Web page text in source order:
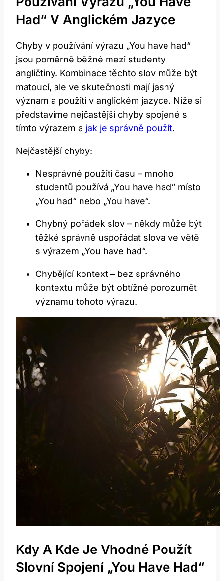
Had“ V Anglickém Jazyce
Chyby v používání výrazu „You have had“
jsou poměrně běžné mezi studenty
angličtiny. Kombinace těchto slov může být
matoucí, ale ve skutečnosti mají jasný
význam a použití v anglickém jazyce. Níže si
představíme nejčastější chyby spojené s
tímto výrazem a jak je správně použít.
Nejčastější chyby:
Nesprávné použití času – mnoho
studentů používá „You have had“ místo
„You had“ nebo „You have“.
Chybný pořádek slov – někdy může být
těžké správně uspořádat slova ve větě
s výrazem „You have had“.
Chybějící kontext – bez správného
kontextu může být obtížné porozumět
významu tohoto výrazu.
Kdy A Kde Je Vhodné Použít
Slovní Spojení „You Have Had“